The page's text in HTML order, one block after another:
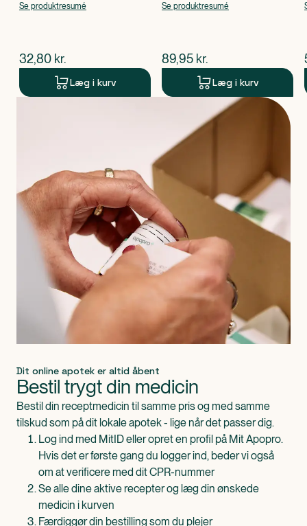
apoteksforbeholdt), Paracetamol
Se produktresumé
$nuværende pris
32,80 kr.
Læg i kurv
Se produktresumé
$nuværende pris
89,95 kr.
Læg i kurv
Dit online apotek er altid åbent
Bestil trygt din medicin
Bestil din receptmedicin til samme pris og med samme
tilskud som på dit lokale apotek - lige når det passer dig.
Log ind med MitID eller opret en profil på Mit Apopro.
Hvis det er første gang du logger ind, beder vi også
om at verificere med dit CPR-nummer
Se alle dine aktive recepter og læg din ønskede
medicin i kurven
Færdiggør din bestilling som du plejer